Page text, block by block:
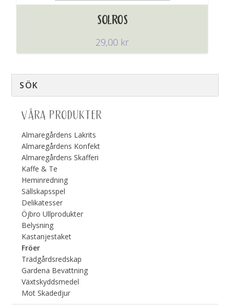
SOLROS
29,00 kr
VÅRA PRODUKTER
Almaregårdens Lakrits
Almaregårdens Konfekt
Almaregårdens Skafferi
Kaffe & Te
Heminredning
Sällskapsspel
Delikatesser
Öjbro Ullprodukter
Belysning
Kastanjestaket
Fröer
Trädgårdsredskap
Gardena Bevattning
Växtskyddsmedel
Mot Skadedjur